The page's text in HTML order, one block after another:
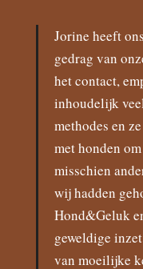
Jorine heeft
gedrag van
het contact,
inhoudelijk
methodes en
met honden
misschien
wij hadden
Hond&Geluk
geweldige
van moeilijke